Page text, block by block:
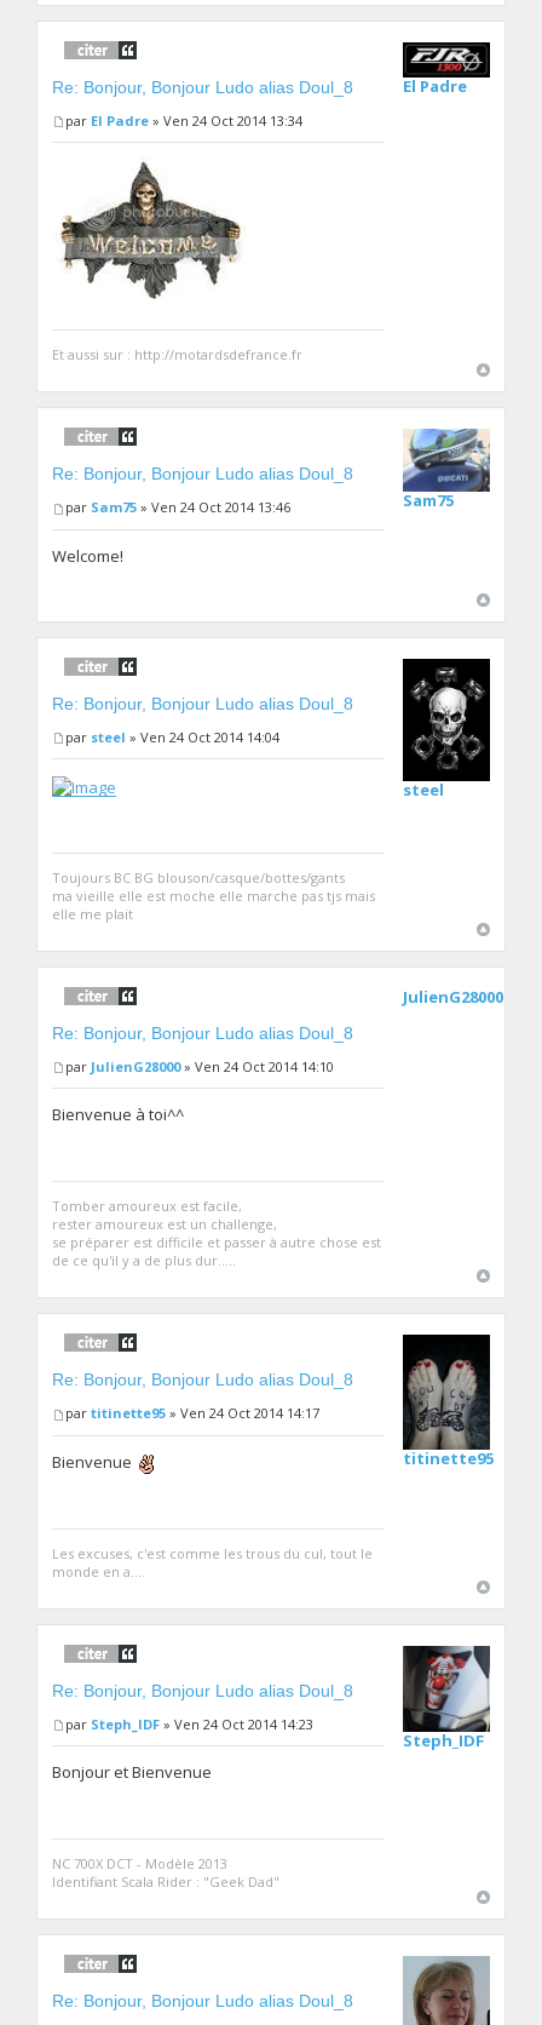
Re: Bonjour, Bonjour Ludo alias Doul_8
par El Padre » Ven 24 Oct 2014 13:34
Et aussi sur : http://motardsdefrance.fr
El Padre
Re: Bonjour, Bonjour Ludo alias Doul_8
par Sam75 » Ven 24 Oct 2014 13:46
Welcome!
Sam75
Re: Bonjour, Bonjour Ludo alias Doul_8
par steel » Ven 24 Oct 2014 14:04
Toujours BC BG blouson/casque/bottes/gants
ma vieille elle est moche elle marche pas tjs mais
elle me plait
steel
Re: Bonjour, Bonjour Ludo alias Doul_8
par JulienG28000» Ven 24 Oct 2014 14:10
Bienvenue à toi^^
Tomber amoureux est facile,
rester amoureux est un challenge,
se préparer est difficile et passer à autre chose est
de ce qu'il y a de plus dur.....
JulienG28000
Re: Bonjour, Bonjour Ludo alias Doul_8
partitinette95 » Ven 24 Oct 2014 14:17
Bienvenue
Les excuses, c'est comme les trous du cul, tout le
monde en a....
titinette95
Re: Bonjour, Bonjour Ludo alias Doul_8
par Steph_IDF » Ven 24 Oct 2014 14:23
Bonjour et Bienvenue
NC 700X DCT - Modèle 2013
Identifiant Scala Rider : "Geek Dad"
Steph_IDF
Re: Bonjour, Bonjour Ludo alias Doul_8